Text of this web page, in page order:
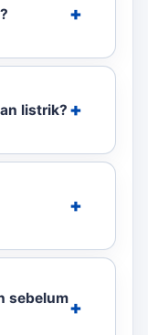
listrik?
sebelum